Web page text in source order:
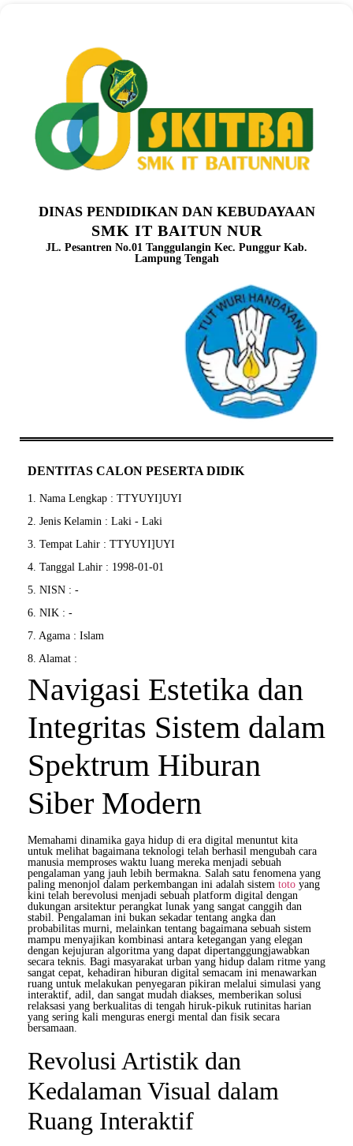
DINAS PENDIDIKAN DAN KEBUDAYAAN
SMK IT BAITUN NUR
JL. Pesantren No.01 Tanggulangin Kec. Punggur Kab.
Lampung Tengah
DENTITAS CALON PESERTA DIDIK
1. Nama Lengkap : TTYUYI]UYI
2. Jenis Kelamin : Laki - Laki
3. Tempat Lahir : TTYUYI]UYI
4. Tanggal Lahir : 1998-01-01
5. NISN : -
6. NIK : -
7. Agama : Islam
8. Alamat :
Navigasi Estetika dan
Integritas Sistem dalam
Spektrum Hiburan
Siber Modern
Memahami dinamika gaya hidup di era digital menuntut kita
untuk melihat bagaimana teknologi telah berhasil mengubah cara
manusia memproses waktu luang mereka menjadi sebuah
pengalaman yang jauh lebih bermakna. Salah satu fenomena yang
paling menonjol dalam perkembangan ini adalah sistem toto yang
kini telah berevolusi menjadi sebuah platform digital dengan
dukungan arsitektur perangkat lunak yang sangat canggih dan
stabil. Pengalaman ini bukan sekadar tentang angka dan
probabilitas murni, melainkan tentang bagaimana sebuah sistem
mampu menyajikan kombinasi antara ketegangan yang elegan
dengan kejujuran algoritma yang dapat dipertanggungjawabkan
secara teknis. Bagi masyarakat urban yang hidup dalam ritme yang
sangat cepat, kehadiran hiburan digital semacam ini menawarkan
ruang untuk melakukan penyegaran pikiran melalui simulasi yang
interaktif, adil, dan sangat mudah diakses, memberikan solusi
relaksasi yang berkualitas di tengah hiruk-pikuk rutinitas harian
yang sering kali menguras energi mental dan fisik secara
bersamaan.
Revolusi Artistik dan
Kedalaman Visual dalam
Ruang Interaktif